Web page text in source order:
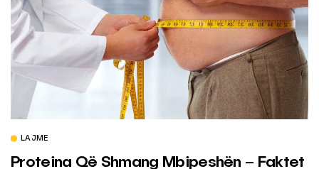
LAJME
Proteina Që Shmang Mbipeshën – Faktet